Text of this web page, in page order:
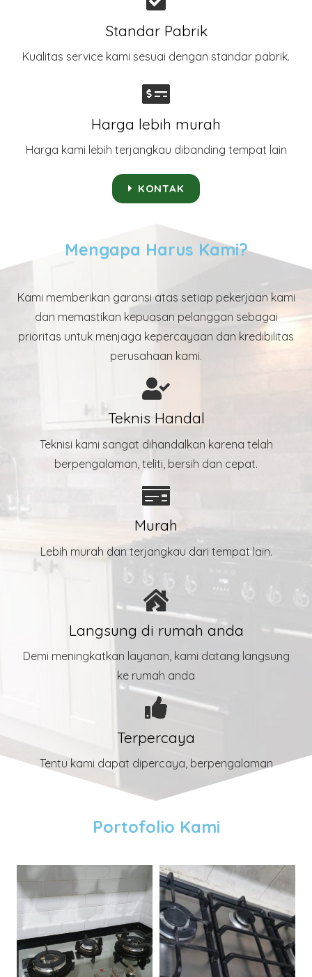
Standar Pabrik
Kualitas service kami sesuai dengan standar pabrik.
Harga lebih murah
Harga kami lebih terjangkau dibanding tempat lain
KONTAK
Mengapa Harus Kami?
Kami memberikan garansi atas setiap pekerjaan kami
dan memastikan kepuasan pelanggan sebagai
prioritas untuk menjaga kepercayaan dan kredibilitas
perusahaan kami.
Teknis Handal
Teknisi kami sangat dihandalkan karena telah
berpengalaman, teliti, bersih dan cepat.
Murah
Lebih murah dan terjangkau dari tempat lain.
Langsung di rumah anda
Demi meningkatkan layanan, kami datang langsung
ke rumah anda
Terpercaya
Tentu kami dapat dipercaya, berpengalaman
Portofolio Kami